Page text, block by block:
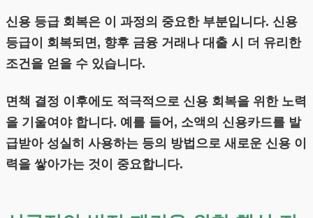
신용 등급 회복은 이 과정의 중요한 부분입니다. 신용
등급이 회복되면, 향후 금융 거래나 대출 시 더 유리한
조건을 얻을 수 있습니다.
면책 결정 이후에도 적극적으로 신용 회복을 위한 노력
을 기울여야 합니다. 예를 들어, 소액의 신용카드를 발
급받아 성실히 사용하는 등의 방법으로 새로운 신용 이
력을 쌓아가는 것이 중요합니다.